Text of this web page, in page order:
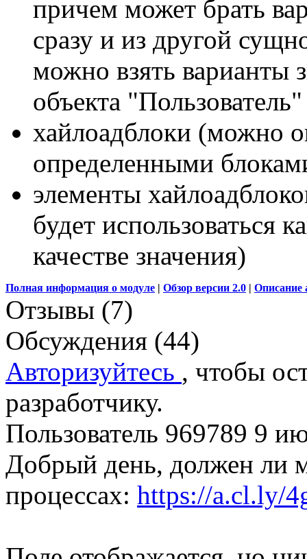
причем может брать
сразу и из другой
можно взять варианты
объекта "Пользователь"
хайлоадблоки (можно
определенными
элементы
будет использоваться
качестве значения)
Полная информация о модуле Обзор версии 2.0 Описание
Отзывы (7)
Обсуждения (44)
Авторизуйтесь , чтобы
разработчику.
Пользователь 969789 9
Добрый день, должен ли
процессах: https://a.cl.ly/